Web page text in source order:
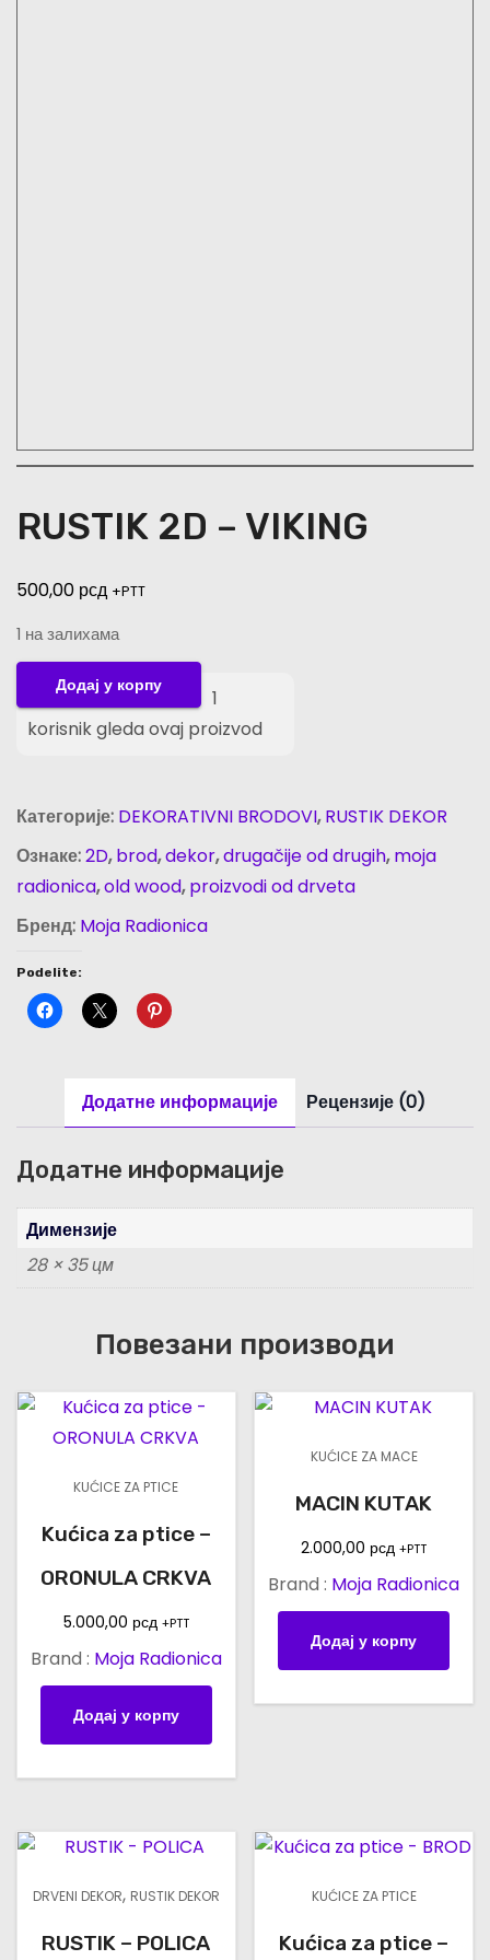
RUSTIK 2D – VIKING
500,00 рсд +PTT
1 на залихама
U
K
2
D
-
I
к
о
и
Додај у корпу
1
korisnik gleda ovaj proizvod
Категорије: DEKORATIVNI BRODOVI,RUSTIK DEKOR
Ознаке:2D,brod,dekor,drugačije od drugih,moja
radionica,old wood,proizvodi od drveta
Бренд: Moja Radionica
Podelite:
Додатне информације Рецензије (0)
Додатне информације
Димензије
28 × 35 цм
Повезани производи
KUĆICE ZA PTICE
Kućica za ptice –
ORONULA CRKVA
5.000,00 рсд +PTT
Brand : Moja Radionica
Додај у корпу
KUĆICE ZA MACE
MACIN KUTAK
2.000,00 рсд +PTT
Brand : Moja Radionica
Додај у корпу
DRVENI DEKOR, RUSTIK DEKOR
RUSTIK – POLICA
KUĆICE ZA PTICE
Kućica za ptice –